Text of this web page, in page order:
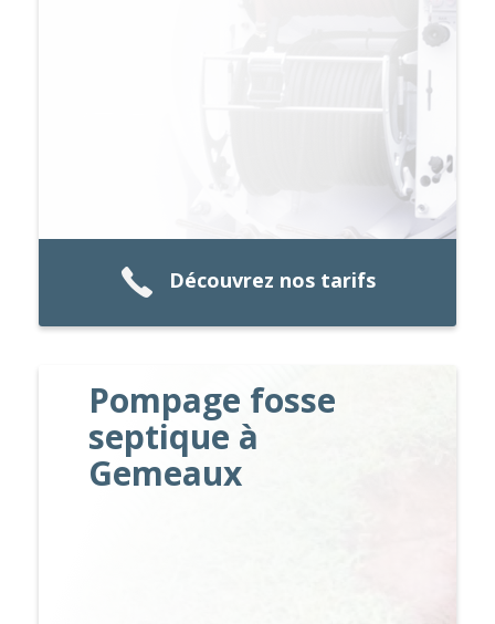
Découvrez nos tarifs
Pompage fosse
septique à
Gemeaux